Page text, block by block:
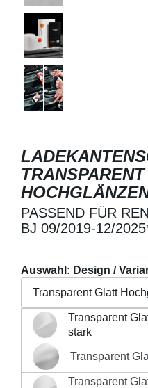
PASSEND FÜR
BJ 09/2019-12/
Auswahl: Design /
Transparent Glatt
Transparent
stark
Transparent Glatt
Transparent
Transparent Glatt
Transparent
Regulärer Preis:
19,90 €
Preise inkl. MwSt. zzgl.
Produkt Anzahl: